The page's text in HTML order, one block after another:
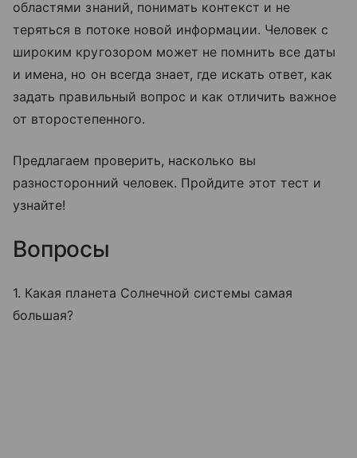
областями знаний, понимать контекст и не
теряться в потоке новой информации. Человек с
широким кругозором может не помнить все даты
и имена, но он всегда знает, где искать ответ, как
задать правильный вопрос и как отличить важное
от второстепенного.
Предлагаем проверить, насколько вы
разносторонний человек. Пройдите этот тест и
узнайте!
Вопросы
1. Какая планета Солнечной системы самая
большая?